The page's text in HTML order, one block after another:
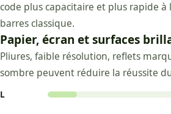
code plus capacitaire et plus rapide à
barres classique.
Papier, écran et surfaces
Pliures, faible résolution, reflets
sombre peuvent réduire la réussite
L